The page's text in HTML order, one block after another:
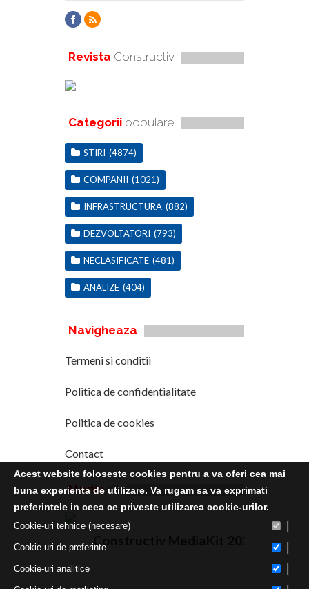
Revista Constructiv
Categorii populare
STIRI (4874)
COMPANII (1021)
INFRASTRUCTURA (882)
DEZVOLTATORI (793)
NECLASIFICATE (481)
ANALIZE (404)
Navigheaza
Termeni si conditii
Politica de confidentialitate
Politica de cookies
Contact
Media Kit
Constructiv MediaKit 2020
Acest website foloseste cookies pentru a va oferi cea mai
buna experienta de utilizare. Va rugam sa va exprimati
preferintele in ceea ce priveste utilizarea cookie-urilor.
Cookie-uri tehnice (necesare)
Cookie-uri de preferinte
Cookie-uri analitice